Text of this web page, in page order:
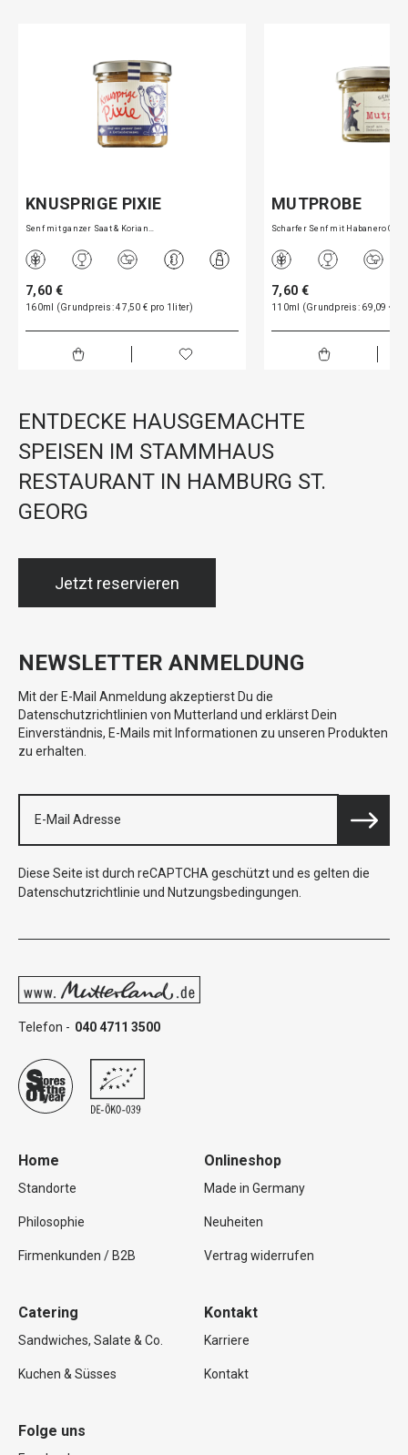
KNUSPRIGE PIXIE
Senf mit ganzer Saat & Korian…
7,60 €
160ml (Grundpreis: 47,50 € pro 1liter)
MUTPROBE
Scharfer Senf mit Habanero Ch…
7,60 €
110ml (Grundpreis: 69,09 €
ENTDECKE HAUSGEMACHTE
SPEISEN IM STAMMHAUS
RESTAURANT IN HAMBURG ST.
GEORG
Jetzt reservieren
NEWSLETTER ANMELDUNG
Mit der E-Mail Anmeldung akzeptierst Du die
Datenschutzrichtlinien von Mutterland und erklärst Dein
Einverständnis, E-Mails mit Informationen zu unseren Produkten
zu erhalten.
Diese Seite ist durch reCAPTCHA geschützt und es gelten die
Datenschutzrichtlinie und Nutzungsbedingungen
Telefon - 040 4711 3500
Home
Standorte
Philosophie
Firmenkunden / B2B
Onlineshop
Made in Germany
Neuheiten
Vertrag widerrufen
Catering
Sandwiches, Salate & Co.
Kuchen & Süsses
Kontakt
Karriere
Kontakt
Folge uns